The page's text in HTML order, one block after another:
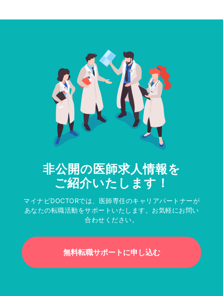
非公開の医師求人情報を
ご紹介いたします！
マイナビDOCTORでは、医師専任のキャリアパートナーが
あなたの転職活動をサポートいたします。お気軽にお問い
合わせください。
無料転職サポートに申し込む